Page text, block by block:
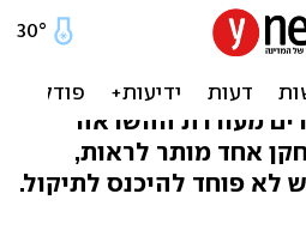
ליגת
מעוררת ההשראה
אחד מותר לראות,
לא פוחד להיכנס לתיקול.